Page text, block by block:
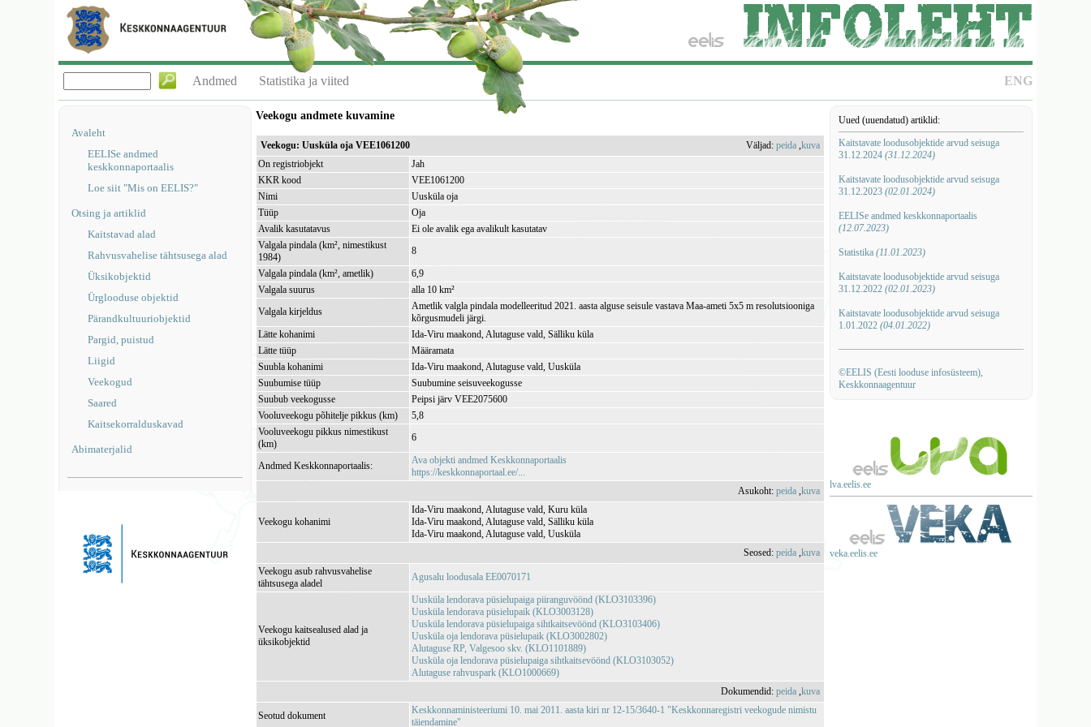
ENG
Andmed Statistika ja viited
Avaleht
EELISe andmed
keskkonnaportaalis
Loe siit "Mis on EELIS?"
Otsing ja artiklid
Kaitstavad alad
Rahvusvahelise tähtsusega alad
Üksikobjektid
Ürglooduse objektid
Pärandkultuuriobjektid
Pargid, puistud
Liigid
Veekogud
Saared
Kaitsekorralduskavad
Abimaterjalid
Uued (uuendatud) artiklid:
Kaitstavate loodusobjektide arvud seisuga
31.12.2024 (31.12.2024)
Kaitstavate loodusobjektide arvud seisuga
31.12.2023 (02.01.2024)
EELISe andmed keskkonnaportaalis
(12.07.2023)
Statistika (11.01.2023)
Kaitstavate loodusobjektide arvud seisuga
31.12.2022 (02.01.2023)
Kaitstavate loodusobjektide arvud seisuga
1.01.2022 (04.01.2022)
©EELIS (Eesti looduse infosüsteem),
Keskkonnaagentuur
lva.eelis.ee
veka.eelis.ee
Veekogu andmete kuvamine
Veekogu: Uusküla oja VEE1061200 Väljad:peida ,kuva
On registriobjekt
Jah
KKR kood
VEE1061200
Nimi
Uusküla oja
Tüüp
Oja
Avalik kasutatavus
Ei ole avalik ega avalikult kasutatav
Valgala pindala (km², nimestikust
1984)
8
Valgala pindala (km², ametlik)
6,9
Valgala suurus
alla 10 km²
Valgala kirjeldus
Ametlik valgla pindala modelleeritud 2021. aasta alguse seisule vastava Maa-ameti 5x5 m resolutsiooniga
kõrgusmudeli järgi.
Lätte kohanimi
Ida-Viru maakond, Alutaguse vald, Sälliku küla
Lätte tüüp
Määramata
Suubla kohanimi
Ida-Viru maakond, Alutaguse vald, Uusküla
Suubumise tüüp
Suubumine seisuveekogusse
Suubub veekogusse
Peipsi järv VEE2075600
Vooluveekogu põhitelje pikkus (km)
5,8
Vooluveekogu pikkus nimestikust
(km)
6
Andmed Keskkonnaportaalis:
Ava objekti andmed Keskkonnaportaalis
https://keskkonnaportaal.ee/...
Asukoht:peida ,kuva
Veekogu kohanimi
Ida-Viru maakond, Alutaguse vald, Kuru küla
Ida-Viru maakond, Alutaguse vald, Sälliku küla
Ida-Viru maakond, Alutaguse vald, Uusküla
Seosed:peida ,kuva
Veekogu asub rahvusvahelise
tähtsusega aladel
Agusalu loodusala EE0070171
Veekogu kaitsealused alad ja
üksikobjektid
Uusküla lendorava püsielupaiga piiranguvöönd (KLO3103396)
Uusküla lendorava püsielupaik (KLO3003128)
Uusküla lendorava püsielupaiga sihtkaitsevöönd (KLO3103406)
Uusküla oja lendorava püsielupaik (KLO3002802)
Alutaguse RP, Valgesoo skv. (KLO1101889)
Uusküla oja lendorava püsielupaiga sihtkaitsevöönd (KLO3103052)
Alutaguse rahvuspark (KLO1000669)
Dokumendid:peida ,kuva
Seotud dokument
Keskkonnaministeeriumi 10. mai 2011. aasta kiri nr 12-15/3640-1 "Keskkonnaregistri veekogude nimistu
täiendamine"